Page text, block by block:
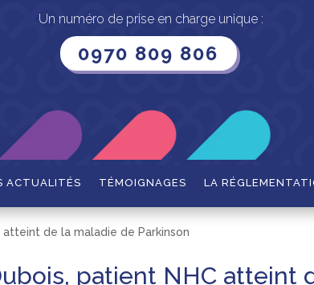
Un numéro de prise en charge unique :
0970 809 806
ACTUALITÉS TÉMOIGNAGES LA
de la maladie de Parkinson
patient NHC atteint